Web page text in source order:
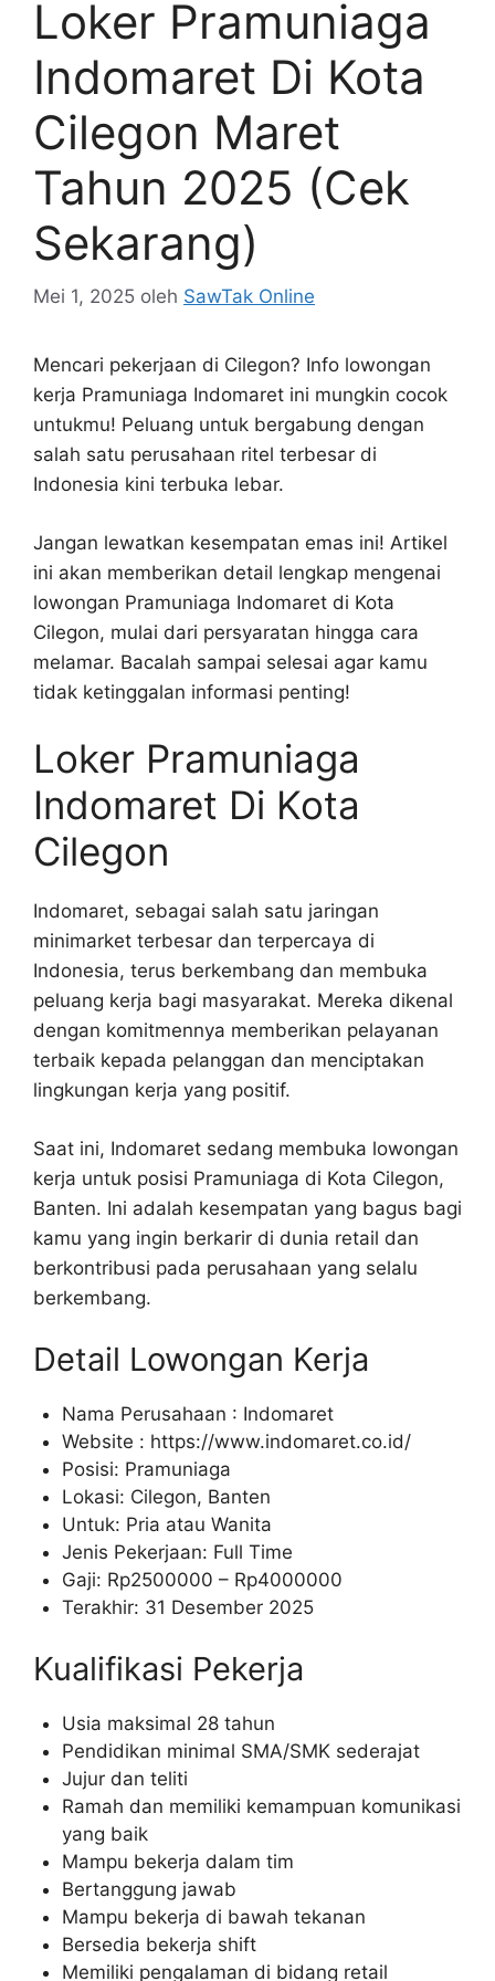
Loker Pramuniaga
Indomaret Di Kota
Cilegon Maret
Tahun 2025 (Cek
Sekarang)
Mei 1, 2025 oleh SawTak Online
Mencari pekerjaan di Cilegon? Info lowongan
kerja Pramuniaga Indomaret ini mungkin cocok
untukmu! Peluang untuk bergabung dengan
salah satu perusahaan ritel terbesar di
Indonesia kini terbuka lebar.
Jangan lewatkan kesempatan emas ini! Artikel
ini akan memberikan detail lengkap mengenai
lowongan Pramuniaga Indomaret di Kota
Cilegon, mulai dari persyaratan hingga cara
melamar. Bacalah sampai selesai agar kamu
tidak ketinggalan informasi penting!
Loker Pramuniaga
Indomaret Di Kota
Cilegon
Indomaret, sebagai salah satu jaringan
minimarket terbesar dan terpercaya di
Indonesia, terus berkembang dan membuka
peluang kerja bagi masyarakat. Mereka dikenal
dengan komitmennya memberikan pelayanan
terbaik kepada pelanggan dan menciptakan
lingkungan kerja yang positif.
Saat ini, Indomaret sedang membuka lowongan
kerja untuk posisi Pramuniaga di Kota Cilegon,
Banten. Ini adalah kesempatan yang bagus bagi
kamu yang ingin berkarir di dunia retail dan
berkontribusi pada perusahaan yang selalu
berkembang.
Detail Lowongan Kerja
Nama Perusahaan : Indomaret
Website : https://www.indomaret.co.id/
Posisi: Pramuniaga
Lokasi: Cilegon, Banten
Untuk: Pria atau Wanita
Jenis Pekerjaan: Full Time
Gaji: Rp2500000 – Rp4000000
Terakhir: 31 Desember 2025
Kualifikasi Pekerja
Usia maksimal 28 tahun
Pendidikan minimal SMA/SMK sederajat
Jujur dan teliti
Ramah dan memiliki kemampuan komunikasi
yang baik
Mampu bekerja dalam tim
Bertanggung jawab
Mampu bekerja di bawah tekanan
Bersedia bekerja shift
Memiliki pengalaman di bidang retail